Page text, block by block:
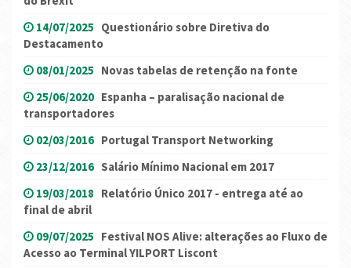
14/07/2025 Questionário sobre Diretiva do
Destacamento
08/01/2025 Novas tabelas de retenção na fonte
25/06/2020 Espanha – paralisação nacional de
transportadores
02/03/2016 Portugal Transport Networking
23/12/2016 Salário Mínimo Nacional em 2017
19/03/2018 Relatório Único 2017 - entrega até ao
final de abril
09/07/2025 Festival NOS Alive: alterações ao Fluxo de
Acesso ao Terminal YILPORT Liscont